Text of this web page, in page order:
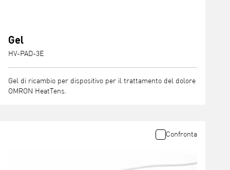
Gel
HV-PAD-3E
Gel di ricambio per dispositivo per il trattamento del dolore
OMRON HeatTens.
Confronta